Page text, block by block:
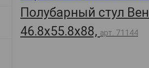
Полубарный стул
46.8х55.8х88, арт. 71144